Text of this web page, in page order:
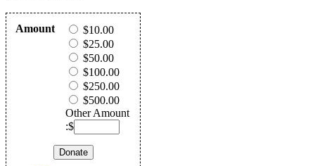
Amount
$10.00
$25.00
$50.00
$100.00
$250.00
$500.00
Other Amount
:$